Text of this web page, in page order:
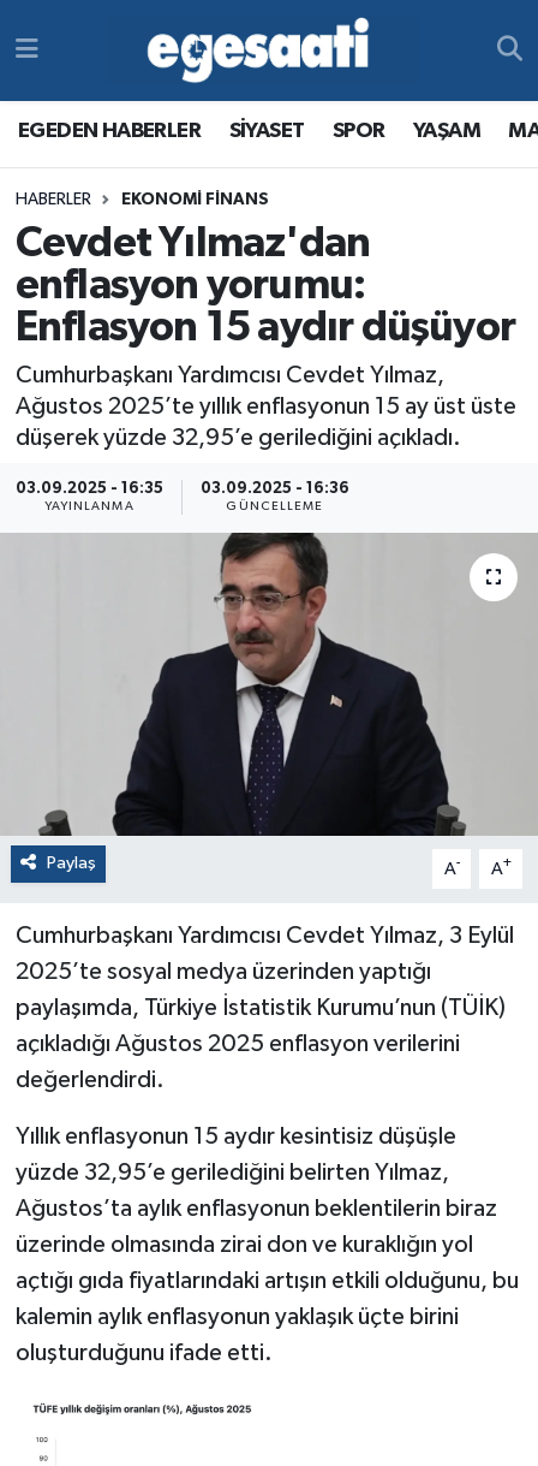
EGEDEN HABERLER SİYASET SPOR YAŞAM
HABERLER EKONOMİ FİNANS
Cevdet Yılmaz'dan
enflasyon yorumu:
Enflasyon 15 aydır düşüyor
Cumhurbaşkanı Yardımcısı Cevdet Yılmaz,
Ağustos 2025’te yıllık enflasyonun 15 ay üst üste
düşerek yüzde 32,95’e gerilediğini açıkladı.
03.09.2025 - 16:35
YAYINLANMA
03.09.2025 - 16:36
GÜNCELLEME
Paylaş A- A+
Cumhurbaşkanı Yardımcısı Cevdet Yılmaz, 3 Eylül
2025’te sosyal medya üzerinden yaptığı
paylaşımda, Türkiye İstatistik Kurumu’nun (TÜİK)
açıkladığı Ağustos 2025 enflasyon verilerini
değerlendirdi.
Yıllık enflasyonun 15 aydır kesintisiz düşüşle
yüzde 32,95’e gerilediğini belirten Yılmaz,
Ağustos’ta aylık enflasyonun beklentilerin biraz
üzerinde olmasında zirai don ve kuraklığın yol
açtığı gıda fiyatlarındaki artışın etkili olduğunu, bu
kalemin aylık enflasyonun yaklaşık üçte birini
oluşturduğunu ifade etti.
MAGAZİN
RESMİ REKLAMLAR
YAŞAM
MAGAZİN
RESMİ REKLAMLAR
Tüm Manşetler
Son Dakika Haberleri
Haber Arşivi